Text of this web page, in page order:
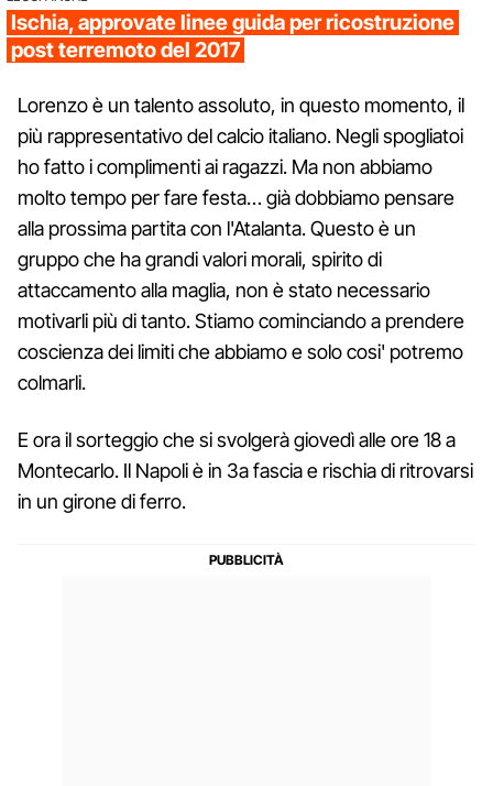
Ischia, approvate linee guida per ricostruzione
post terremoto del 2017
Lorenzo è un talento assoluto, in questo momento, il
più rappresentativo del calcio italiano. Negli spogliatoi
ho fatto i complimenti ai ragazzi. Ma non abbiamo
molto tempo per fare festa… già dobbiamo pensare
alla prossima partita con l'Atalanta. Questo è un
gruppo che ha grandi valori morali, spirito di
attaccamento alla maglia, non è stato necessario
motivarli più di tanto. Stiamo cominciando a prendere
coscienza dei limiti che abbiamo e solo cosi' potremo
colmarli.
E ora il sorteggio che si svolgerà giovedì alle ore 18 a
Montecarlo. Il Napoli è in 3a fascia e rischia di ritrovarsi
in un girone di ferro.